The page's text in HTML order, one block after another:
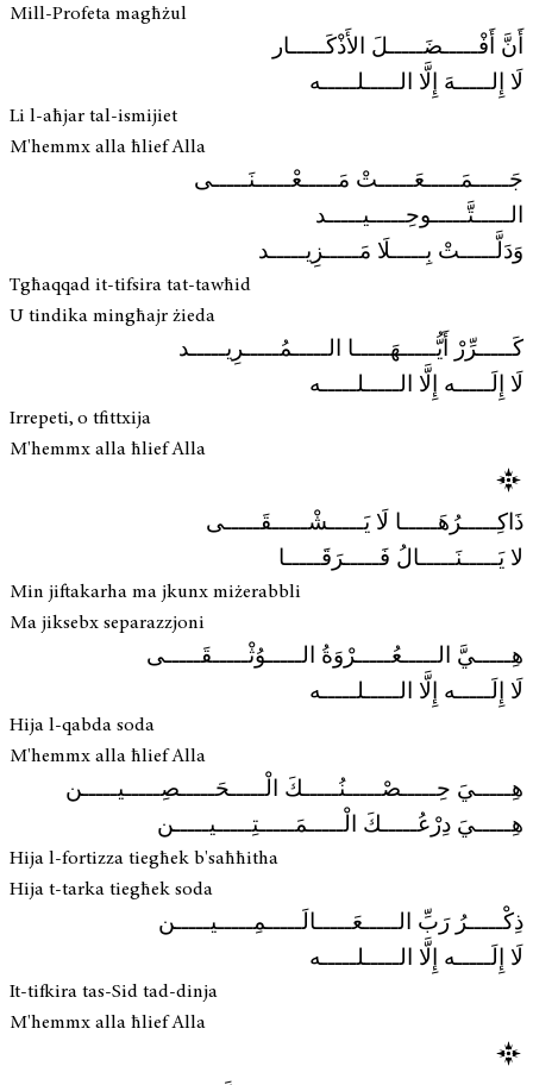
Mill-Profeta magħżul
أَنَّ أَفْـــــضَـــــلَ الأَذْكَـــــار
لَا إِلـــــهَ إِلَّا الـــــلـــــه
Li l-aħjar tal-ismijiet
M'hemmx alla ħlief Alla
جَـــــمَـــــعَـــــتْ مَـــــعْـــــنَـــــى
الـــــتَّـــــوحِـــــيـــــد
وَدَلَّـــــتْ بِـــــلَا مَـــــزِيـــــد
Tgħaqqad it-tifsira tat-tawħid
U tindika mingħajr żieda
كَـــــرِّرْ أَيُّـــــهَـــــا الـــــمُـــــرِيـــــد
لَا إِلَـــــه إِلَّا الـــــلـــــه
Irrepeti, o tfittxija
M'hemmx alla ħlief Alla
ذَاكِـــــرُهَـــــا لَا يَـــــشْـــــقَـــــى
لا يَـــــنَـــــالُ فَـــــرَقَـــــا
Min jiftakarha ma jkunx miżerabbli
Ma jiksebx separazzjoni
هِـــــيَّ الـــــعُـــــرْوَةُ الـــــوُثْـــــقَـــــى
لَا إِلَـــــه إِلَّا الـــــلـــــه
Hija l-qabda soda
M'hemmx alla ħlief Alla
هِـــــيَ حِـــــصْـــــنُـــــكَ الْـــــحَـــــصِـــــيـــــن
هِـــــيَ دِرْعُـــــكَ الْـــــمَـــــتِـــــيـــــن
Hija l-fortizza tiegħek b'saħħitha
Hija t-tarka tiegħek soda
ذِكْـــــرُ رَبِّ الـــــعَـــــالَـــــمِـــــيـــــن
لَا إِلَـــــه إِلَّا الـــــلـــــه
It-tifkira tas-Sid tad-dinja
M'hemmx alla ħlief Alla